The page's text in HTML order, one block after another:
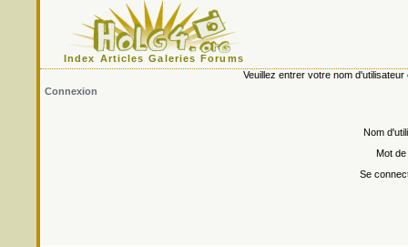
Index Articles Galeries Forums
Veuillez entrer votre nom
Connexion
Nom
Mot
Se